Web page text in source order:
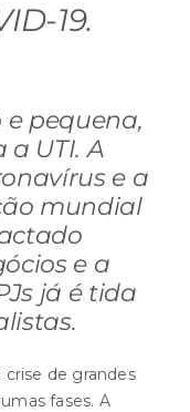
19.
pequena,
UTI. A
e a
mundial
e a
já é tida
de grandes
fases. A